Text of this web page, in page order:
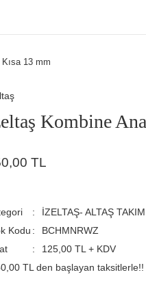
13 mm
Kombine
TL
İZELTAŞ- ALTAŞ
Kodu
BCHMNRWZ
125,00 TL + KDV
TL den başlayan taksitlerle!!